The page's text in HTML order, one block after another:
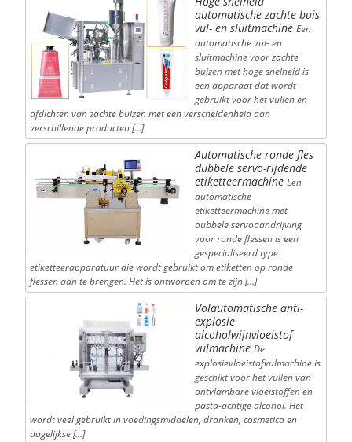
automatische zachte buis
vul- en sluitmachine Een
automatische vul- en
sluitmachine voor zachte
buizen met hoge snelheid is
een apparaat dat wordt
gebruikt voor het vullen en
afdichten van zachte buizen met een verscheidenheid aan
verschillende producten […]
Automatische ronde fles
dubbele servo-rijdende
etiketteermachine Een
automatische
etiketteermachine met
dubbele servoaandrijving
voor ronde flessen is een
gespecialiseerd type
etiketteerapparatuur die wordt gebruikt om etiketten op ronde
flessen aan te brengen. Het is ontworpen om te zijn […]
Volautomatische anti-
explosie
alcoholwijnvloeistof
vulmachine De
explosievloeistofvulmachine is
geschikt voor het vullen van
ontvlambare vloeistoffen en
pasta-achtige alcohol. Het
wordt veel gebruikt in voedingsmiddelen, dranken, cosmetica en
dagelijkse […]